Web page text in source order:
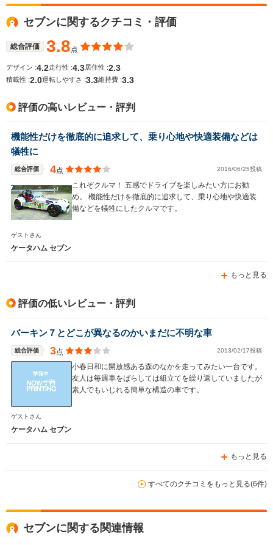
サイズ
WLTCモード
燃費
駆動方式
全高
1.09m
全幅
1.47m
ホイールベース
FR
ホイールベース
ホイー
658cc
セブンに関するクチコミ・評価
総合評価 3.8点
デザイン :4.2走行性 :4.3 居住性 :2.3
積載性 :2.0運転しやすさ :3.3維持費 :3.3
評価の高いレビュー・評判
機能性だけを徹底的に追求して、乗り心地や快適装備などは
犠牲に
総合評価 4点 2016/06/25投稿
これぞクルマ！ 五感でドライブを楽しみたい方にお勧
め。 機能性だけを徹底的に追求して、乗り心地や快適装
備などを犠牲にしたクルマです。
ゲストさん
ケータハム セブン
もっと見る
評価の低いレビュー・評判
バーキン７とどこが異なるのかいまだに不明な車
総合評価 3点 2013/02/17投稿
小春日和に開放感ある森のなかを走ってみたい一台です。
友人は毎週車をばらしては組立てを繰り返していましたが
素人でもいじれる簡単な構造の車です。
ゲストさん
ケータハム セブン
もっと見る
すべてのクチコミをもっと見る(6件)
セブンに関する関連情報